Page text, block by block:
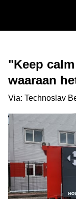
"Keep
waaraan
Via: Technoslav